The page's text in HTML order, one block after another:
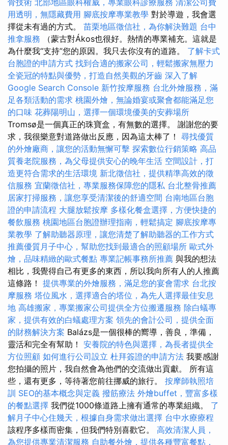
骨技術 北部地區眼科權威，專業眼科診療服務 清潔公司費
用透明，無隱藏費用 腳底按摩專業教學 對於導遊，我會選
擇從未有過的方式。 苗栗地區徵信社，為你解決難題 台中
推拿服務
（蒙古對Ákos也很好。熱情的專業補充。這就是
為什麼我“支持”您的原因。我只去你沒有的道路。 了解卡式
台胞證的申請方式 找到合適的搬家公司，輕鬆搬家無壓力
全瓷冠的特點與優勢，打造自然美觀的牙齒 深入了解
Google Search Console 新竹按摩服務 台北外燴服務，滿
足各類活動的需求 桃園外燴，無論婚宴或聚會都能滿足您
的口味 花葬陽明山，選擇一個環境優美的安葬場所
Tromsø是一個真正的珠寶盒，有無數的選擇。 謝謝您的要
求，我很樂意對道路做出反應，因為這太棒了！ 尋找優質
的外燴廠商，讓您的活動無懈可擊 探索數位行銷策略 高品
質養老院服務，為父母提供安心的晚年生活 空間設計，打
造更符合需求的生活環境 新北徵信社，提供精準高效的徵
信服務 宜蘭徵信社，專業服務保障您的隱私 台北整骨推薦
居家打掃服務，讓您享受清潔後的舒適空間 台南地區台胞
證的申請流程 大腿放鬆按摩 多樣化餐盒選擇，方便快捷的
餐飲服務 桃園地區台胞證辦理指南，輕鬆搞定 腳底按摩專
業教學 了解助聽器原理，讓您清楚了解助聽器的工作方式
推薦優質月子中心，幫助您找到最適合的照顧場所 歐式外
燴，品味精緻的歐式餐點 專業記帳事務所推薦 與我的想法
相比，我覺得自己有更多的東西，所以我向所有人的人推薦
這條路！ 提供專業的外燴服務，滿足您的宴會需求 台北按
摩服務 塔位風水，選擇適合的塔位，為先人選擇最佳安息
地 高雄搬家，專業搬家公司提供全方位搬遷服務 除白蟻專
家，提供有效的白蟻處理方案 領先的會計公司，提供全面
的財務解決方案 Balázs是一個很棒的嚮導，善良，準備，
靈活和完全有幫助！ 安養院的特色與選擇，為長者提供全
方位照顧 如何進行公司設立 杜拜簽證的申請方法 我要感謝
您拍攝的照片，我自然會為他們的交流做出貢獻。 所有這
些，還有更多，等待著您前往挪威的旅行。 按摩師執照培
訓 SEO的基本概念與定義 撥筋療法 外燴buffet，豐富多樣
的餐點選擇 我們從1000條道路上擁有通常的專業組織。 了
解月子中心住幾天，根據自身需求做出選擇 台中水療療程
該程序多樣而密集，但我們特別喜歡它。 高效清潔人員，
為您提供專業清潔服務 自助餐外燴，提供各種豐富餐點，